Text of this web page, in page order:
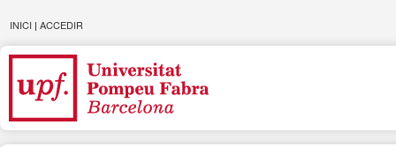
INICI | ACCEDIR